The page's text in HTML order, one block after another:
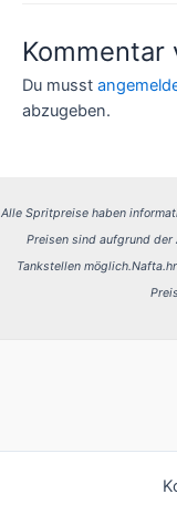
Kommentar
Du musst
abzugeben.
Alle Spritpreise haben
Preisen sind aufgrund
Tankstellen möglich.